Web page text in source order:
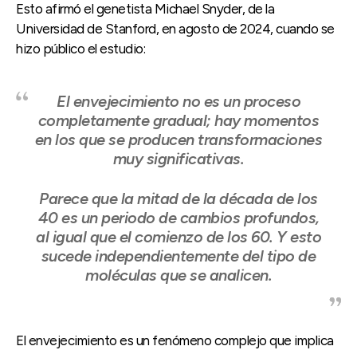
Esto afirmó el genetista Michael Snyder, de la
Universidad de Stanford, en agosto de 2024, cuando se
hizo público el estudio:
El envejecimiento no es un proceso
completamente gradual; hay momentos
en los que se producen transformaciones
muy significativas.
Parece que la mitad de la década de los
40 es un periodo de cambios profundos,
al igual que el comienzo de los 60. Y esto
sucede independientemente del tipo de
moléculas que se analicen.
El envejecimiento es un fenómeno complejo que implica